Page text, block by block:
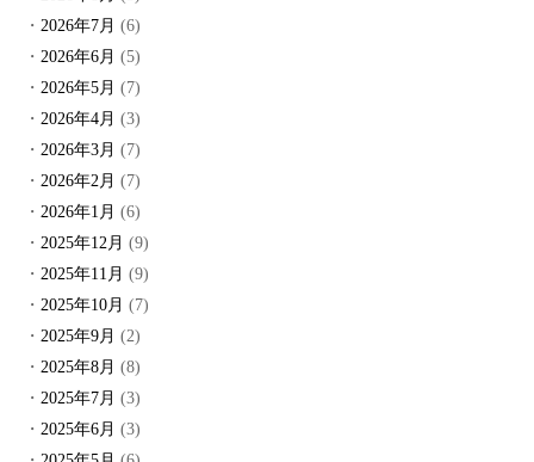
2026年7月 (6)
2026年6月 (5)
2026年5月 (7)
2026年4月 (3)
2026年3月 (7)
2026年2月 (7)
2026年1月 (6)
2025年12月 (9)
2025年11月 (9)
2025年10月 (7)
2025年9月 (2)
2025年8月 (8)
2025年7月 (3)
2025年6月 (3)